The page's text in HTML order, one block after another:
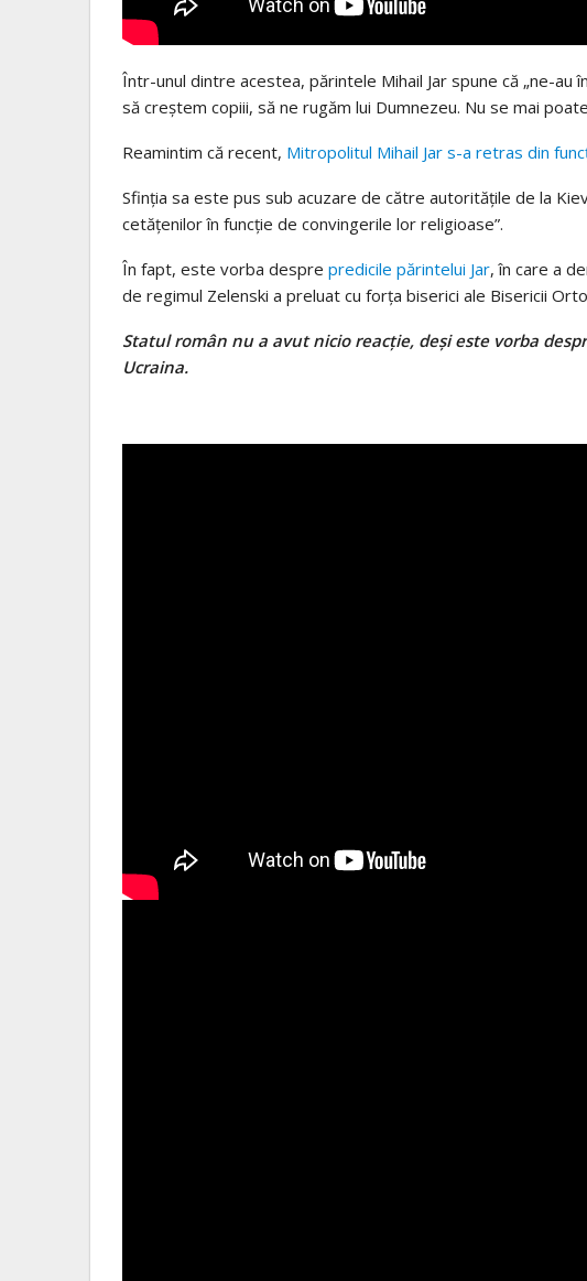
Într-unul dintre acestea, părintele Mihail Jar spune că „ne-au
să creștem copiii, să ne rugăm lui Dumnezeu. Nu se mai
Reamintim că recent, Mitropolitul Mihail Jar s-a retras din
Sfinția sa este pus sub acuzare de către autoritățile de la
cetățenilor în funcție de convingerile lor religioase”.
În fapt, este vorba despre predicile părintelui Jar, în care a
de regimul Zelenski a preluat cu forța biserici ale Bisericii
Statul român nu a avut nicio reacție, deși este vorba
Ucraina.